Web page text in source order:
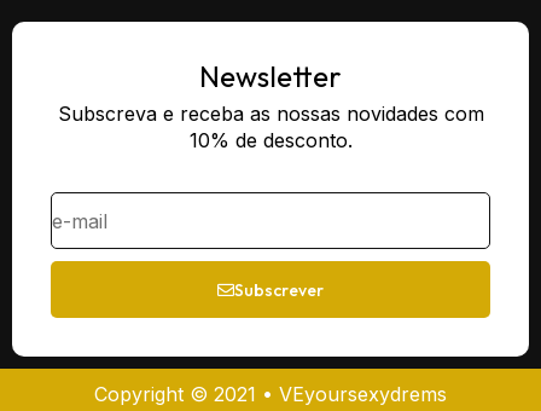
Newsletter
Subscreva e receba as nossas novidades com
10% de desconto.
Subscrever
Copyright © 2021 • VEyoursexydrems